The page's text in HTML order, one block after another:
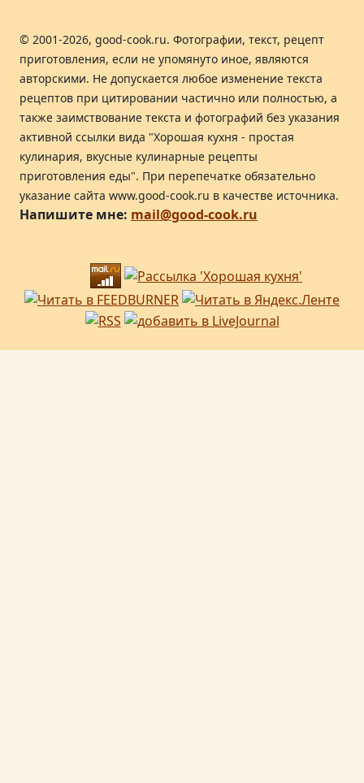
© 2001-2026, good-cook.ru. Фотографии, текст, рецепт
приготовления, если не упомянуто иное, являются
авторскими. Не допускается любое изменение текста
рецептов при цитировании частично или полностью, а
также заимствование текста и фотографий без указания
активной ссылки вида "Хорошая кухня - простая
кулинария, вкусные кулинарные рецепты
приготовления еды". При перепечатке обязательно
указание сайта www.good-cook.ru в качестве источника.
Напишите мне: mail@good-cook.ru